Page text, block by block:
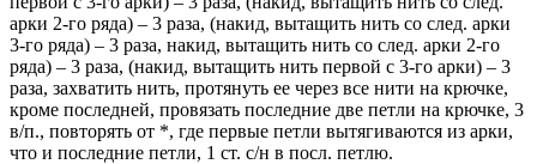
арки 2-го ряда) – 3 раза, (накид, вытащить нить со след. арки
3-го ряда) – 3 раза, накид, вытащить нить со след. арки 2-го
ряда) – 3 раза, (накид, вытащить нить первой с 3-го арки) – 3
раза, захватить нить, протянуть ее через все нити на крючке,
кроме последней, провязать последние две петли на крючке, 3
в/п., повторять от *, где первые петли вытягиваются из арки,
что и последние петли, 1 ст. с/н в посл. петлю.